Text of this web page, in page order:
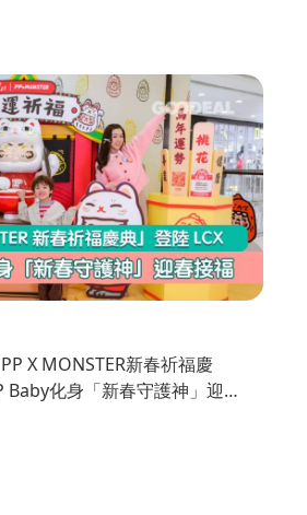
X MONSTER新春祈福慶
Baby化身「新春守護神」迎春